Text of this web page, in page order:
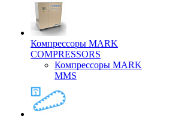
Компрессоры MARK
COMPRESSORS
Компрессоры MARK
MMS